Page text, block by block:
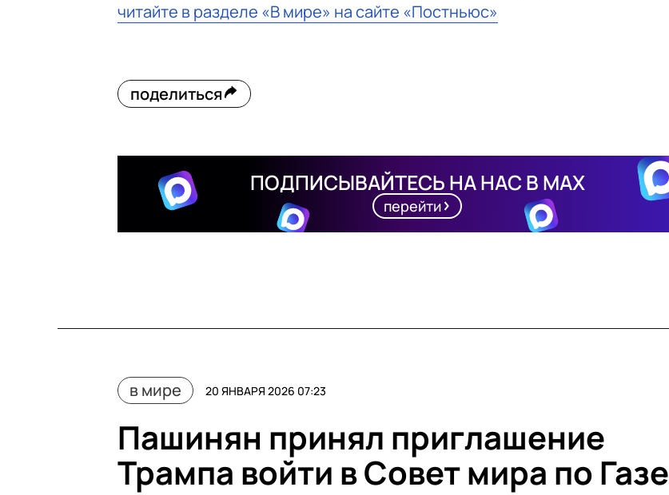
читайте в разделе «В мире» на сайте «Постньюс»
поделиться
ПОДПИСЫВАЙТЕСЬ НА НАС В MAX
перейти
в мире 20 ЯНВАРЯ 2026 07:23
Пашинян принял приглашение
Трампа войти в Совет мира по Газе